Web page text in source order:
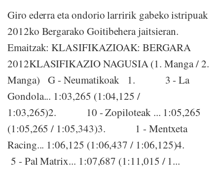
Giro ederra eta ondorio larririk gabeko istripuak
2012ko Bergarako Goitibehera jaitsieran.
Emaitzak: KLASIFIKAZIOAK: BERGARA
2012KLASIFIKAZIO NAGUSIA (1. Manga / 2.
Manga) G - Neumatikoak 1. 3 - La
Gondola... 1:03,265 (1:04,125 /
1:03,265)2. 10 - Zopiloteak ... 1:05,265
(1:05,265 / 1:05,343)3. 1 - Mentxeta
Racing... 1:06,125 (1:06,437 / 1:06,125)4.
5 - Pal Matrix... 1:07,687 (1:11,015 / 1...